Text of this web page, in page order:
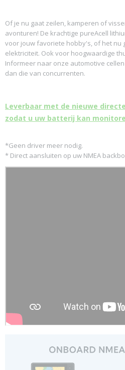
Of je nu gaat zeilen, kamperen of
avonturen! De krachtige pureAcell
voor jouw favoriete hobby's, of het nu
elektriciteit. Ook voor hoogwaardige
Informeer naar onze automotive
dan die van concurrenten.
Leverbaar met de nieuwe
zodat u uw batterij kan
*Geen driver meer nodig.
* Direct aansluiten op uw NMEA